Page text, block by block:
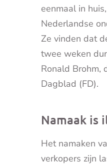
eenmaal in
Nederlandse
Ze vinden dat
twee weken
Ronald Brohm,
Dagblad (FD).
Namaak is
Het namaken
verkopers zijn